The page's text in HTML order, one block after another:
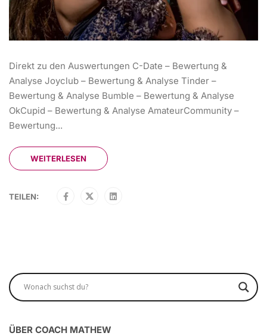
Direkt zu den Auswertungen C-Date – Bewertung &
Analyse Joyclub – Bewertung & Analyse Tinder –
Bewertung & Analyse Bumble – Bewertung & Analyse
OkCupid – Bewertung & Analyse AmateurCommunity –
Bewertung...
WEITERLESEN
TEILEN:
ÜBER COACH MATHEW